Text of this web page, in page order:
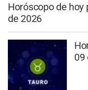
Horóscopo de
de 2026
09